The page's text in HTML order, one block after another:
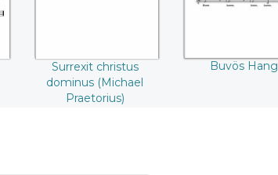
Surrexit christus
dominus (Michael
Praetorius)
Buvös Hang